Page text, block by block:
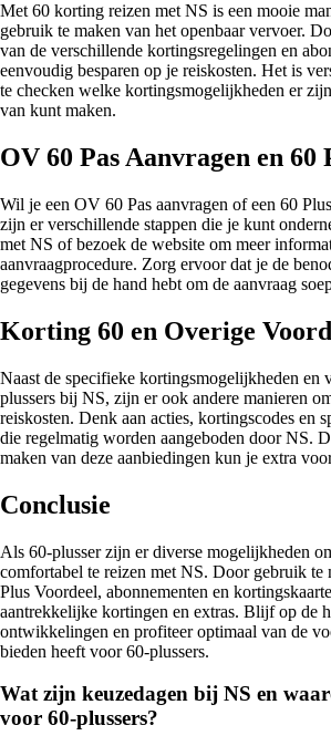
Met 60 korting reizen met NS is een mooie
gebruik te maken van het openbaar vervoer.
van de verschillende kortingsregelingen en
eenvoudig besparen op je reiskosten. Het is
te checken welke kortingsmogelijkheden er
van kunt maken.
OV 60 Pas Aanvragen en
Wil je een OV 60 Pas aanvragen of een 60
zijn er verschillende stappen die je kunt
met NS of bezoek de website om meer
aanvraagprocedure. Zorg ervoor dat je de
gegevens bij de hand hebt om de aanvraag
Korting 60 en Overige
Naast de specifieke kortingsmogelijkheden en
plussers bij NS, zijn er ook andere manieren
reiskosten. Denk aan acties, kortingscodes en
die regelmatig worden aangeboden door NS.
maken van deze aanbiedingen kun je extra
Conclusie
Als 60-plusser zijn er diverse mogelijkheden
comfortabel te reizen met NS. Door gebruik te
Plus Voordeel, abonnementen en
aantrekkelijke kortingen en extras. Blijf op de
ontwikkelingen en profiteer optimaal van de
bieden heeft voor 60-plussers.
Wat zijn keuzedagen bij NS en
voor 60-plussers?